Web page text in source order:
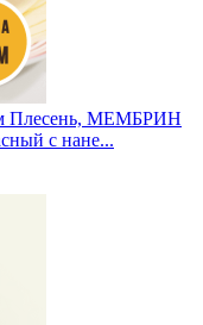
Плесень, МЕМБРИН
с нане...